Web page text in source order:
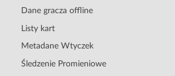
Dane gracza offline
Listy kart
Metadane Wtyczek
Śledzenie Promieniowe